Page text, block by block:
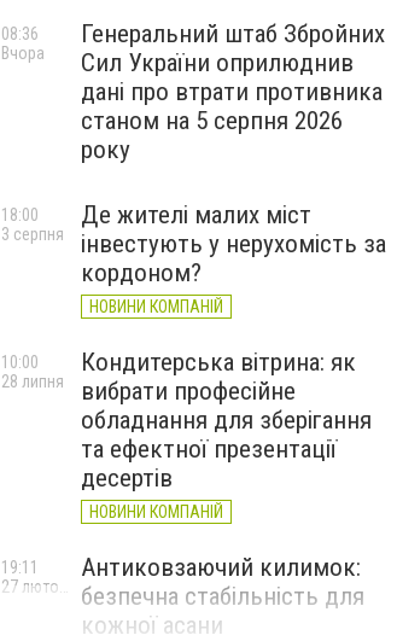
Генеральний штаб Збройних
Сил України оприлюднив
дані про втрати противника
станом на 5 серпня 2026
року
08:36
Вчора
Де жителі малих міст
інвестують у нерухомість за
кордоном?
НОВИНИ КОМПАНІЙ
18:00
3 серпня
Кондитерська вітрина: як
вибрати професійне
обладнання для зберігання
та ефектної презентації
десертів
НОВИНИ КОМПАНІЙ
10:00
28 липня
Антиковзаючий килимок:
безпечна стабільність для
кожної асани
19:11